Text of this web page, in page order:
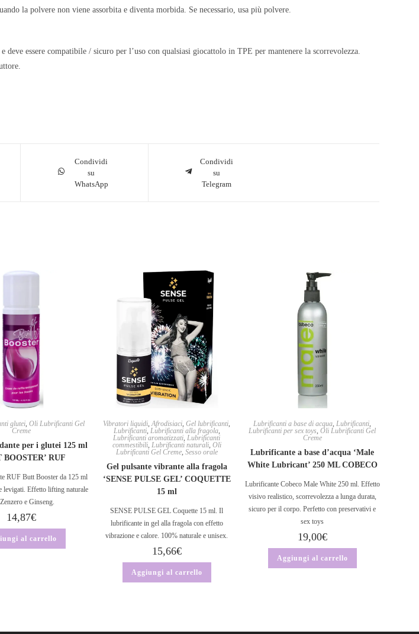
la polvere non viene assorbita e diventa morbida. Se necessario, usa più polvere.
essere compatibile / sicuro per l’uso con qualsiasi giocattolo in TPE per mantenere la scorrevolezza.
Condividi
su
WhatsApp
Condividi
su
Telegram
glutei,Oli Lubrificanti Gel
Creme
per i glutei 125 ml
BOOSTER’ RUF
RUF Butt Booster da 125 ml
levigati. Effetto lifting naturale
e Ginseng.
14,87€
al carrello
Vibratori liquidi,Afrodisiaci,Gel lubrificanti,
Lubrificanti, Lubrificanti alla fragola,
Lubrificanti aromatizzati,Lubrificanti
commestibili, Lubrificanti naturali, Oli
Lubrificanti Gel Creme, Sesso orale
Gel pulsante vibrante alla fragola
‘SENSE PULSE GEL’ COQUETTE
15 ml
SENSE PULSE GEL Coquette 15 ml. Il
lubrificante in gel alla fragola con effetto
vibrazione e calore. 100% naturale e unisex.
15,66€
Aggiungi al carrello
Lubrificanti a base di acqua,Lubrificanti,
Lubrificanti per sex toys,Oli Lubrificanti Gel
Creme
Lubrificante a base d’acqua ‘Male
White Lubricant’ 250 ML COBECO
Lubrificante Cobeco Male White 250 ml. Effetto
visivo realistico, scorrevolezza a lunga durata,
sicuro per il corpo. Perfetto con preservativi e
sex toys
19,00€
Aggiungi al carrello